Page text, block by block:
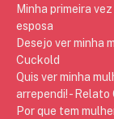
Minha primeira
esposa
Desejo ver minha
Cuckold
Quis ver minha
arrependi! - Relato
Por que tem